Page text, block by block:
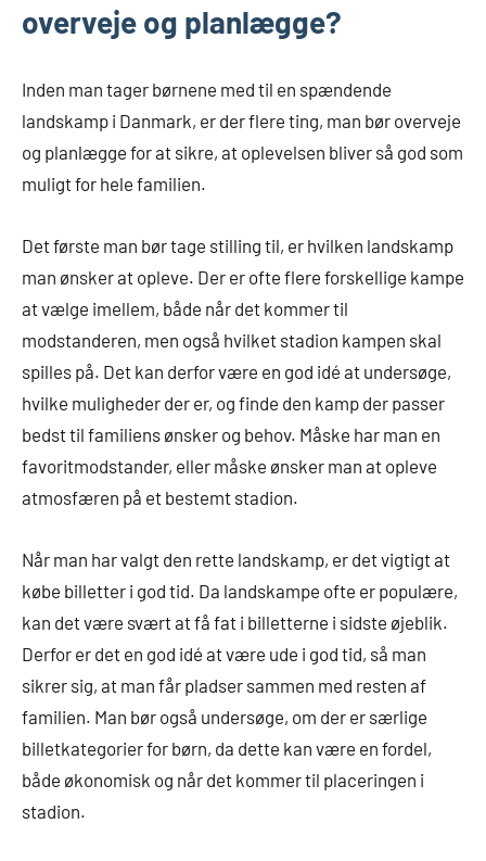
overveje og planlægge?
Inden man tager børnene med til en spændende
landskamp i Danmark, er der flere ting, man bør overveje
og planlægge for at sikre, at oplevelsen bliver så god som
muligt for hele familien.
Det første man bør tage stilling til, er hvilken landskamp
man ønsker at opleve. Der er ofte flere forskellige kampe
at vælge imellem, både når det kommer til
modstanderen, men også hvilket stadion kampen skal
spilles på. Det kan derfor være en god idé at undersøge,
hvilke muligheder der er, og finde den kamp der passer
bedst til familiens ønsker og behov. Måske har man en
favoritmodstander, eller måske ønsker man at opleve
atmosfæren på et bestemt stadion.
Når man har valgt den rette landskamp, er det vigtigt at
købe billetter i god tid. Da landskampe ofte er populære,
kan det være svært at få fat i billetterne i sidste øjeblik.
Derfor er det en god idé at være ude i god tid, så man
sikrer sig, at man får pladser sammen med resten af
familien. Man bør også undersøge, om der er særlige
billetkategorier for børn, da dette kan være en fordel,
både økonomisk og når det kommer til placeringen i
stadion.